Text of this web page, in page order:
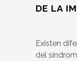
DE LA
Existen
del